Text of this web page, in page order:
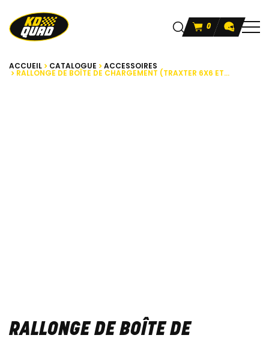
0
ACCUEIL CATALOGUE ACCESSOIRES
RALLONGE DE BOÎTE DE CHARGEMENT (TRAXTER 6X6 ET...
RALLONGE DE BOÎTE DE